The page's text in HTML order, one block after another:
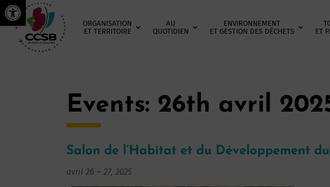
Ouvrir la barre d’outils
ORGANISATION
ET TERRITOIRE
AU
QUOTIDIEN
ENVIRONNEMENT
ET GESTION DES DÉCHETS
ET
Events: 26th avril
Salon de l’Habitat et du Développement
avril 26 –27, 2025